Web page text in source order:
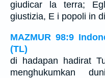
giudicar la terra;
giustizia, E i popoli in
MAZMUR 98:9
(TL)
di hadapan hadirat
menghukumkan